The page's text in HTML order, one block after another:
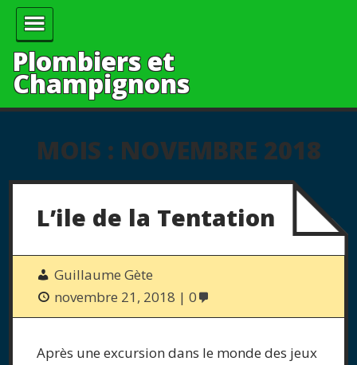
Plombiers et
Champignons
MOIS : NOVEMBRE 2018
L’ile de la Tentation
Guillaume Gète
novembre 21, 2018
0
Après une excursion dans le monde des jeux